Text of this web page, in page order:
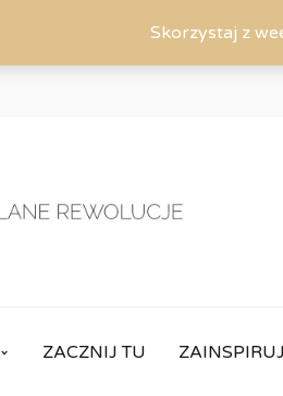
Skorzystaj z
ZACZNIJ TU